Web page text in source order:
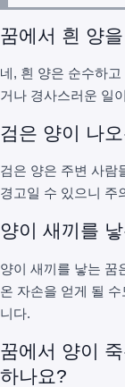
꿈에서 흰 양
네, 흰 양은 순수하
거나 경사스러운 일
검은 양이 나
검은 양은 주변 사람
경고일 수 있으니 주
양이 새끼를
양이 새끼를 낳는 꿈
온 자손을 얻게 될
니다.
꿈에서 양이
하나요?